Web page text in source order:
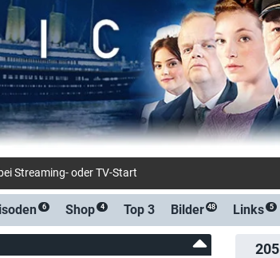
Streaming- oder TV-Start
6 Shop 4 Top 3 Bilder 48 Links 5
205